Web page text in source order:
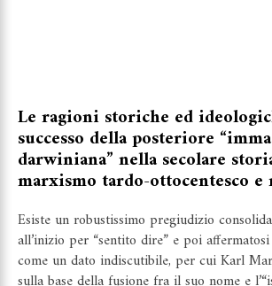
Le ragioni storiche ed
successo della posteriore
darwiniana” nella secolare
marxismo tardo-ottocentesco e
Esiste un robustissimo pregiudizio
all’inizio per “sentito dire” e poi
come un dato indiscutibile, per cui Karl